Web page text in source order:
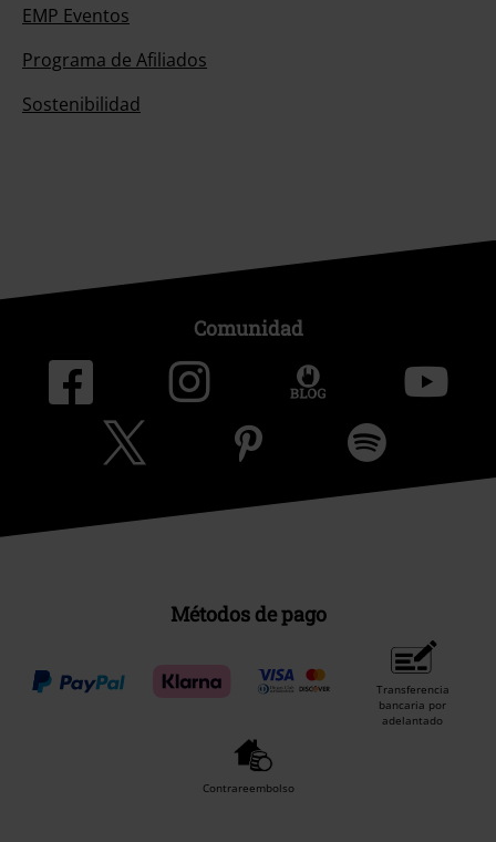
EMP Eventos
Programa de Afiliados
Sostenibilidad
Comunidad
Métodos de pago
Transferencia
bancaria por
adelantado
Contrareembolso